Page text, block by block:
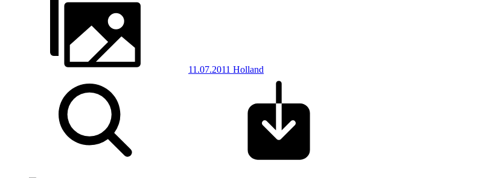
11.07.2011 Holland